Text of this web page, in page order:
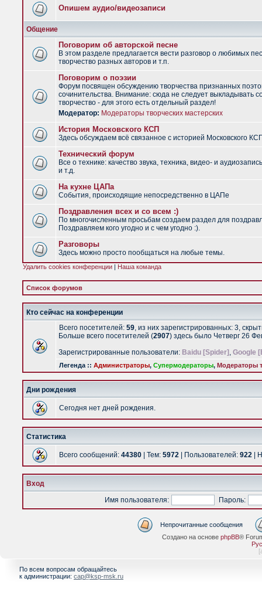
Опишем аудио/видеозаписи
Общение
Поговорим об авторской песне
В этом разделе предлагается вести разговор о любимых
творчество разных авторов и т.п.
Поговорим о поэзии
Форум посвящен обсуждению творчества признанных
сочинительства. Внимание: сюда не следует выкладывать
творчество - для этого есть отдельный раздел!
Модератор: Модераторы творческих мастерских
История Московского КСП
Здесь обсуждаем всё связанное с историей Московского
Технический форум
Все о технике: качество звука, техника, видео- и
и т.д.
На кухне ЦАПа
События, происходящие непосредственно в ЦАПе
Поздравления всех и со всем :)
По многочисленным просьбам создаем раздел для
Поздравляем кого угодно и с чем угодно :).
Разговоры
Здесь можно просто пообщаться на любые темы.
Удалить cookies конференции | Наша команда
Список форумов
Кто сейчас на конференции
Всего посетителей: 59, из них зарегистрированных: 3,
Больше всего посетителей (2907) здесь было Четверг 26
Зарегистрированные пользователи: Baidu [Spider] , Google
Легенда :: Администраторы, Супермодераторы, Модераторы
Дни рождения
Сегодня нет дней рождения.
Статистика
Всего сообщений: 44380 | Тем: 5972 | Пользователей: 922 |
Вход
Имя пользователя:
Пароль:
Непрочитанные сообщения
Создано на основе phpBB®
[
По всем вопросам обращайтесь
к администрации: cap@ksp-msk.ru